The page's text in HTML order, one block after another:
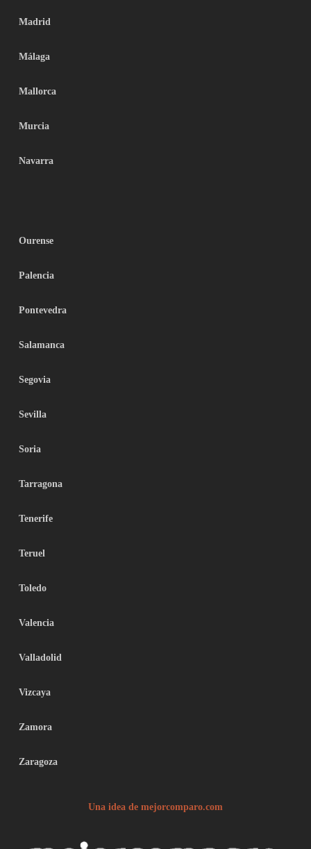
Madrid
Málaga
Mallorca
Murcia
Navarra
Ourense
Palencia
Pontevedra
Salamanca
Segovia
Sevilla
Soria
Tarragona
Tenerife
Teruel
Toledo
Valencia
Valladolid
Vizcaya
Zamora
Zaragoza
Una idea de mejorcomparo.com